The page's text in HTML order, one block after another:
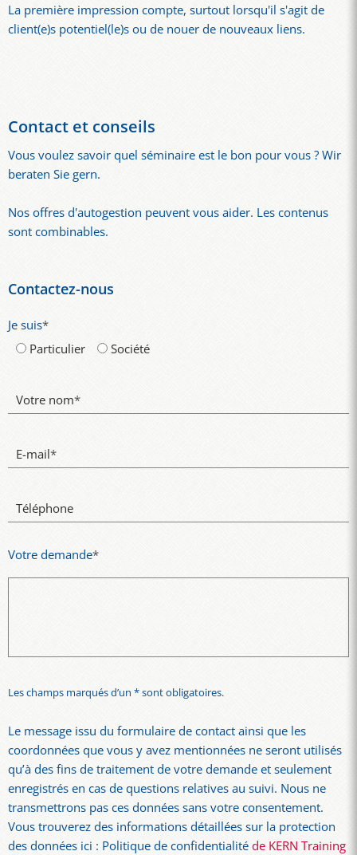
La première impression compte, surtout lorsqu'il s'agit de
client(e)s potentiel(le)s ou de nouer de nouveaux liens.
Contact et conseils
Vous voulez savoir quel séminaire est le bon pour vous ? Wir
beraten Sie gern.
Nos offres d'autogestion peuvent vous aider. Les contenus
sont combinables.
Contactez-nous
Je suis*
Particulier
Société
Votre nom*
E-mail*
Téléphone
Votre demande*
Les champs marqués d’un * sont obligatoires.
Le message issu du formulaire de contact ainsi que les
coordonnées que vous y avez mentionnées ne seront utilisés
qu’à des fins de traitement de votre demande et seulement
enregistrés en cas de questions relatives au suivi. Nous ne
transmettrons pas ces données sans votre consentement.
Vous trouverez des informations détaillées sur la protection
des données ici : Politique de confidentialitéde KERN Training